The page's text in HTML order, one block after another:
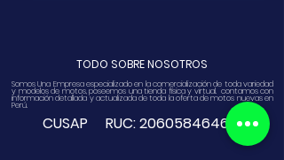
TODO SOBRE NOSOTROS
Somos Una Empresa especializado en la comercialización de toda variedad
y modelos de motos, poseemos una tienda física y virtual. contamos con
información detallada y actualizada de toda la oferta de motos nuevas en
Perú.
CUSAP RUC:20605846468